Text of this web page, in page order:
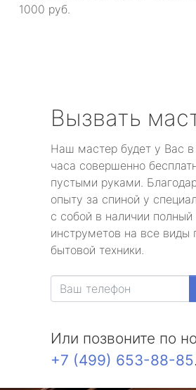
1000 руб.
Вызвать
Наш мастер будет у Вас в
часа совершенно
пустыми руками.
опыту за спиной у
с собой в наличии полный
инструметов на все виды
бытовой техники.
Или позвоните по
+7 (499) 653-88-85.